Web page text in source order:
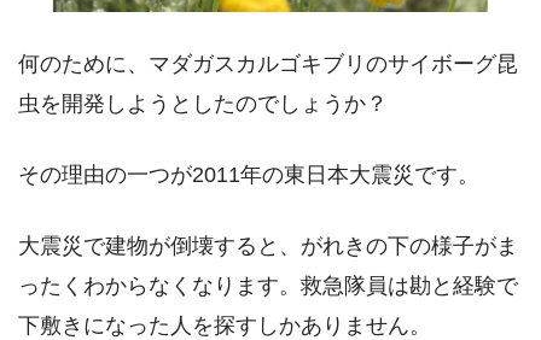
何のために、マダガスカルゴキブリのサイボーグ昆
虫を開発しようとしたのでしょうか？
その理由の一つが2011年の東日本大震災です。
大震災で建物が倒壊すると、がれきの下の様子がま
ったくわからなくなります。救急隊員は勘と経験で
下敷きになった人を探すしかありません。